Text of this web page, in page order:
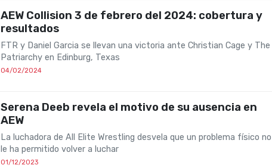
AEW Collision 3 de febrero del 2024: cobertura y
resultados
FTR y Daniel Garcia se llevan una victoria ante Christian Cage y The
Patriarchy en Edinburg, Texas
04/02/2024
Serena Deeb revela el motivo de su ausencia en
AEW
La luchadora de All Elite Wrestling desvela que un problema físico no
le ha permitido volver a luchar
01/12/2023